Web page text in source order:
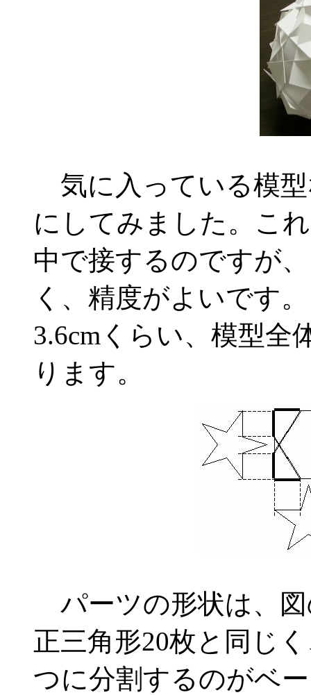
気に入っている模
にしてみました。こ
中で接するのですが
く、精度がよいです
3.6cmくらい、模型全
ります。
パーツの形状は、
正三角形20枚と同じ
つに分割するのがベ